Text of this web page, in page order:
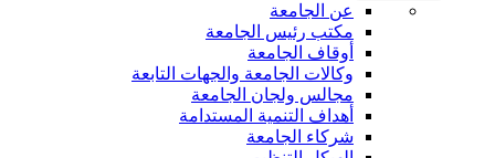
عن الجامعة
مكتب رئيس الجامعة
أوقاف الجامعة
وكالات الجامعة والجهات التابعة
مجالس ولجان الجامعة
أهداف التنمية المستدامة
شركاء الجامعة